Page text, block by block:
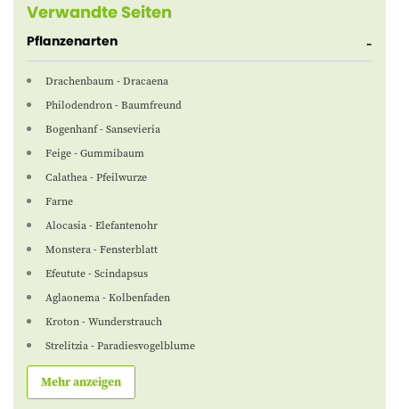
Verwandte Seiten
Pflanzenarten
Drachenbaum - Dracaena
Philodendron - Baumfreund
Bogenhanf - Sansevieria
Feige - Gummibaum
Calathea - Pfeilwurze
Farne
Alocasia - Elefantenohr
Monstera - Fensterblatt
Efeutute - Scindapsus
Aglaonema - Kolbenfaden
Kroton - Wunderstrauch
Strelitzia - Paradiesvogelblume
Mehr anzeigen